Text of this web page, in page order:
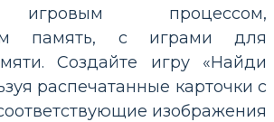
процессом,
память, с играми для
Создайте игру «Найди
распечатанные карточки с
изображения